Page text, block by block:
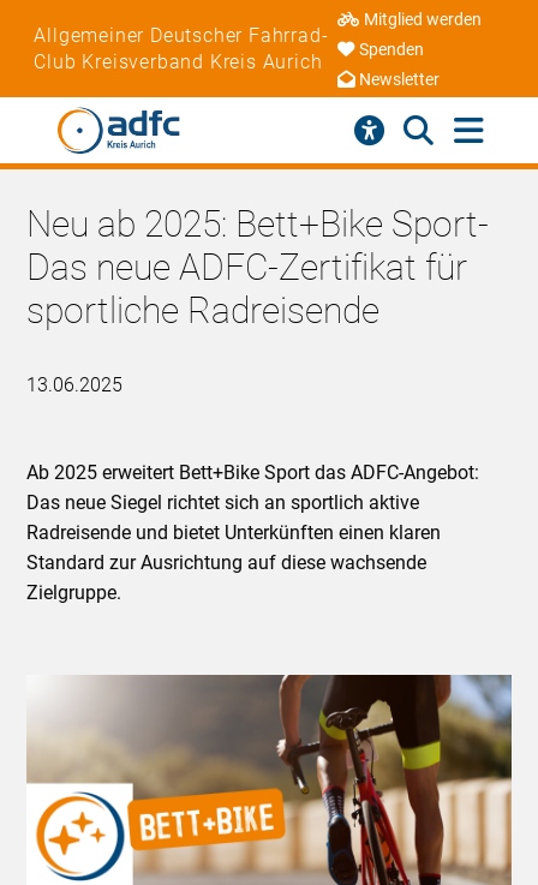
Allgemeiner Deutscher Fahrrad-
Club Kreisverband Kreis Aurich
Mitglied werden
Spenden
Newsletter
Neu ab 2025: Bett+Bike Sport-
Das neue ADFC-Zertifikat für
sportliche Radreisende
13.06.2025
Ab 2025 erweitert Bett+Bike Sport das ADFC-Angebot:
Das neue Siegel richtet sich an sportlich aktive
Radreisende und bietet Unterkünften einen klaren
Standard zur Ausrichtung auf diese wachsende
Zielgruppe.